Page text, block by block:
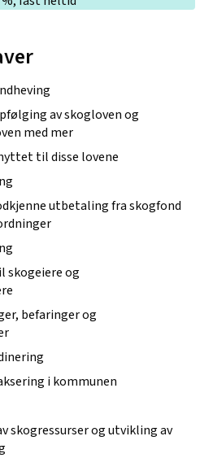
av skogloven og
med mer
til disse lovene
utbetaling fra skogfond
skogeiere og
befaringer og
i kommunen
skogressurser og utvikling av